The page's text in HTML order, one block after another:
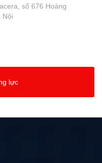
số 676 Hoàng
Nội
lực